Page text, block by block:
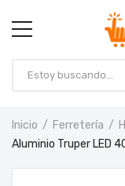
Inicio Ferretería
Aluminio Truper LED